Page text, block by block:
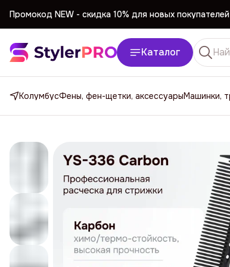
Промокод NEW - cкидка 10% для новых покупателей
cкидка 10% для новых покупателей
Каталог
КолумбусФены, фен-щетки, аксессуарыМашинки,